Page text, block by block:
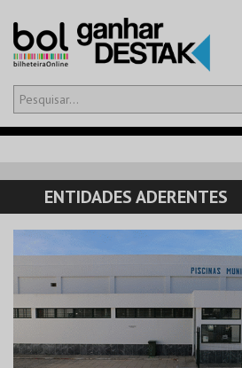
Olá,iniciar sessão
CARRINHO
EVENTOS
PRODUTOS
ENTIDADES ADERENTES